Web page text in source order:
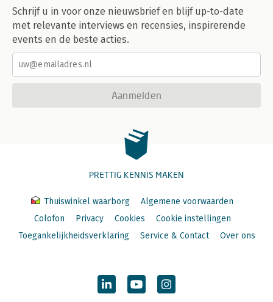
Schrijf u in voor onze nieuwsbrief en blijf up-to-date
met relevante interviews en recensies, inspirerende
events en de beste acties.
Aanmelden
PRETTIG KENNIS MAKEN
Thuiswinkel waarborg
Algemene voorwaarden
Colofon
Privacy Cookies
Cookie instellingen
Toegankelijkheidsverklaring
Service & Contact Over ons